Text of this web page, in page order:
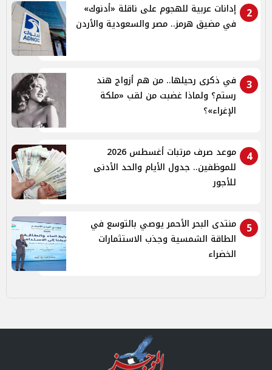
2
إدانات عربية للهجوم على ناقلة «أدنوك»
في مضيق هرمز.. مصر والسعودية والأردن
3
في ذكرى رحيلها.. من هم أزواج هند
رستم؟ ولماذا غضبت من لقب «ملكة
الإغراء»؟
4
موعد صرف مرتبات أغسطس 2026
للموظفين.. جدول الأيام والحد الأدنى
للأجور
5
منتدى البحر الأحمر يوصي بالتوسع في
الطاقة الشمسية وجذب الاستثمارات
الخضراء